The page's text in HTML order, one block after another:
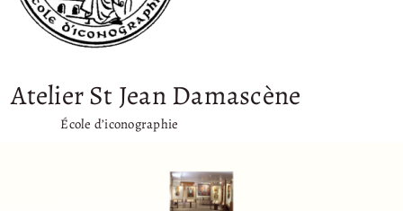
Atelier St Jean Damascène
École d’iconographie